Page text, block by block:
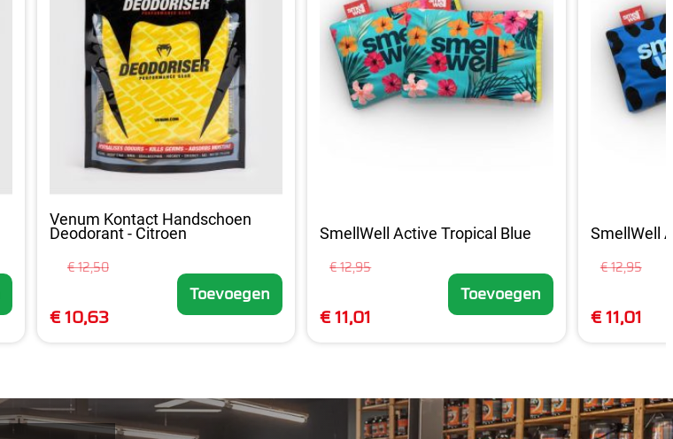
Venum Kontact Handschoen
Deodorant - Citroen
€ 12,50
€ 10,63
Toevoegen
SmellWell Active Tropical Blue
€ 12,95
€ 11,01
Toevoegen
SmellWell
€ 12,95
€ 11,01